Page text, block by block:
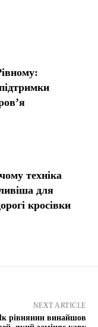
техніка
для
кросівки
NEXT ARTICLE
рівнянин винайшов